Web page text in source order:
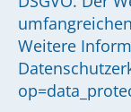
Weitere